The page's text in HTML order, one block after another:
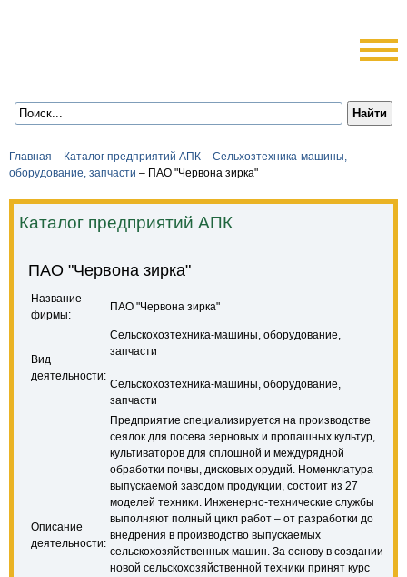
Главная – Каталог предприятий АПК – Сельхозтехника-машины,
оборудование, запчасти – ПАО "Червона зирка"
Каталог предприятий АПК
ПАО "Червона зирка"
Название
фирмы:
ПАО "Червона зирка"
Вид
деятельности:
Сельскохозтехника-машины, оборудование,
запчасти
Сельскохозтехника-машины, оборудование,
запчасти
Описание
деятельности:
Предприятие специализируется на производстве
сеялок для посева зерновых и пропашных культур,
культиваторов для сплошной и междурядной
обработки почвы, дисковых орудий. Номенклатура
выпускаемой заводом продукции, состоит из 27
моделей техники. Инженерно-технические службы
выполняют полный цикл работ – от разработки до
внедрения в производство выпускаемых
сельскохозяйственных машин. За основу в создании
новой сельскохозяйственной техники принят курс